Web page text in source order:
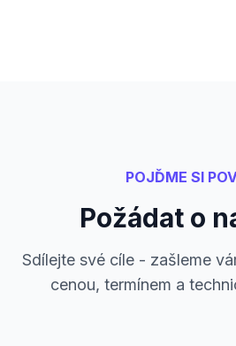
POJĎME SI
Požádat o
Sdílejte své cíle - zašleme
cenou, termínem a